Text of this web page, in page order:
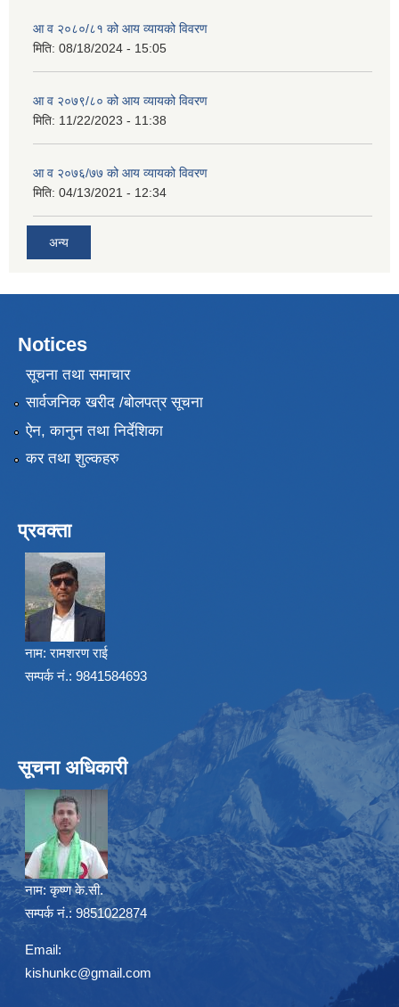
आ व २०८०/८१ को आय व्यायको विवरण
मिति: 08/18/2024 - 15:05
आ व २०७९/८० को आय व्यायको विवरण
मिति: 11/22/2023 - 11:38
आ व २०७६/७७ को आय व्यायको विवरण
मिति: 04/13/2021 - 12:34
अन्य
Notices
सूचना तथा समाचार
सार्वजनिक खरीद /बोलपत्र सूचना
ऐन, कानुन तथा निर्देशिका
कर तथा शुल्कहरु
प्रवक्ता
नाम: रामशरण राई
सम्पर्क नं.: 9841584693
सूचना अधिकारी
नाम: कृष्ण के.सी.
सम्पर्क नं.: 9851022874
Email:
kishunkc@gmail.com